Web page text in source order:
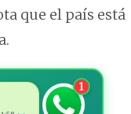
que el país está
1